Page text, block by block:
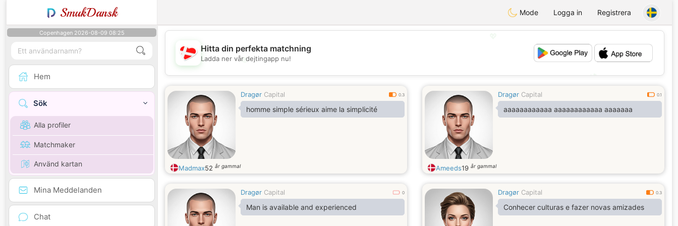
SmukDansk Mode Logga in Registrera
Copenhagen 2026-08-09 08:25
Hem
Sök
Alla profiler
Matchmaker
Använd kartan
Mina Meddelanden
Chat
💖
💕
Hitta din perfekta matchning
Ladda ner vår dejtingapp nu!
Dragør Capital 0.3
homme simple sérieux aime la simplicité
Madmax52 år gammal
Dragør Capital 0.1
aaaaaaaaaaaa aaaaaaaaaaaa aaaaaaa
Ameeds19 år gammal
Dragør Capital 0
Man is available and experienced
Dragør Capital 0.3
Conhecer culturas e fazer novas amizades